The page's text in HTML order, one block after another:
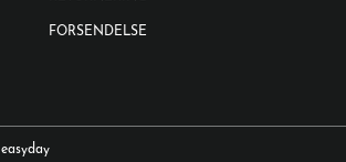
FORSENDELSE
easyday